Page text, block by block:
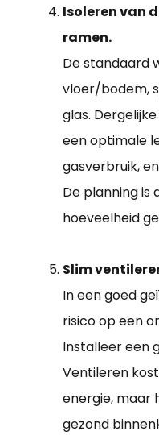
Isoleren van
ramen.
De standaard
vloer/bodem,
glas.
een optimale
gasverbruik,
De planning is
hoeveelheid
Slim
In een goed
risico op een
Installeer een
Ventileren
energie, maar
gezond